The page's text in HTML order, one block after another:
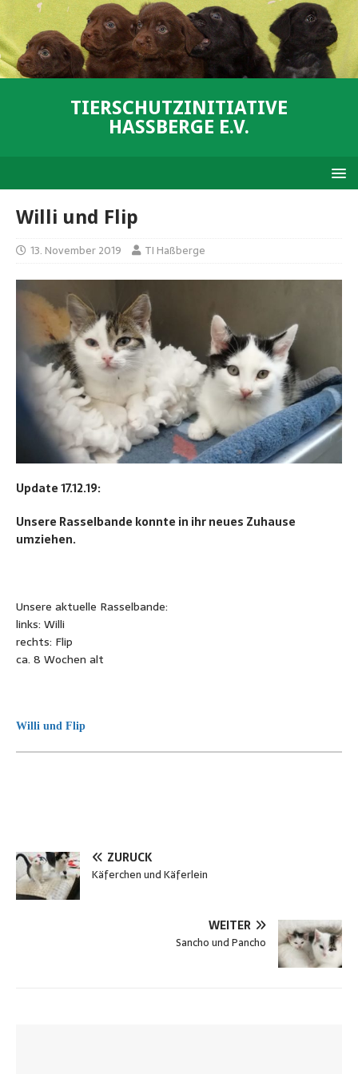
TIERSCHUTZINITIATIVE
HASSBERGE E.V.
Willi und Flip
13. November 2019 TI Haßberge
Update 17.12.19:
Unsere Rasselbande konnte in ihr neues Zuhause
umziehen.
Unsere aktuelle Rasselbande:
links: Willi
rechts: Flip
ca. 8 Wochen alt
Willi und Flip
ZURÜCK
Käferchen und Käferlein
WEITER
Sancho und Pancho